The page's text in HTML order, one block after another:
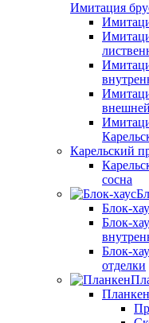
Имитация
Карельский
сосна
Блок-
Блок-
Блок-
отделки